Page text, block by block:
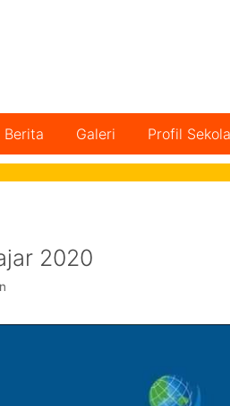
Berita Galeri Profil
2020